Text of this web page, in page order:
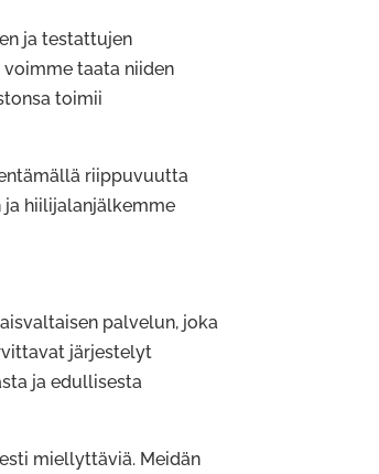
ja testattujen
taata niiden
toimii
riippuvuutta
hiilijalanjälkemme
palvelun, joka
järjestelyt
ja edullisesta
miellyttäviä. Meidän